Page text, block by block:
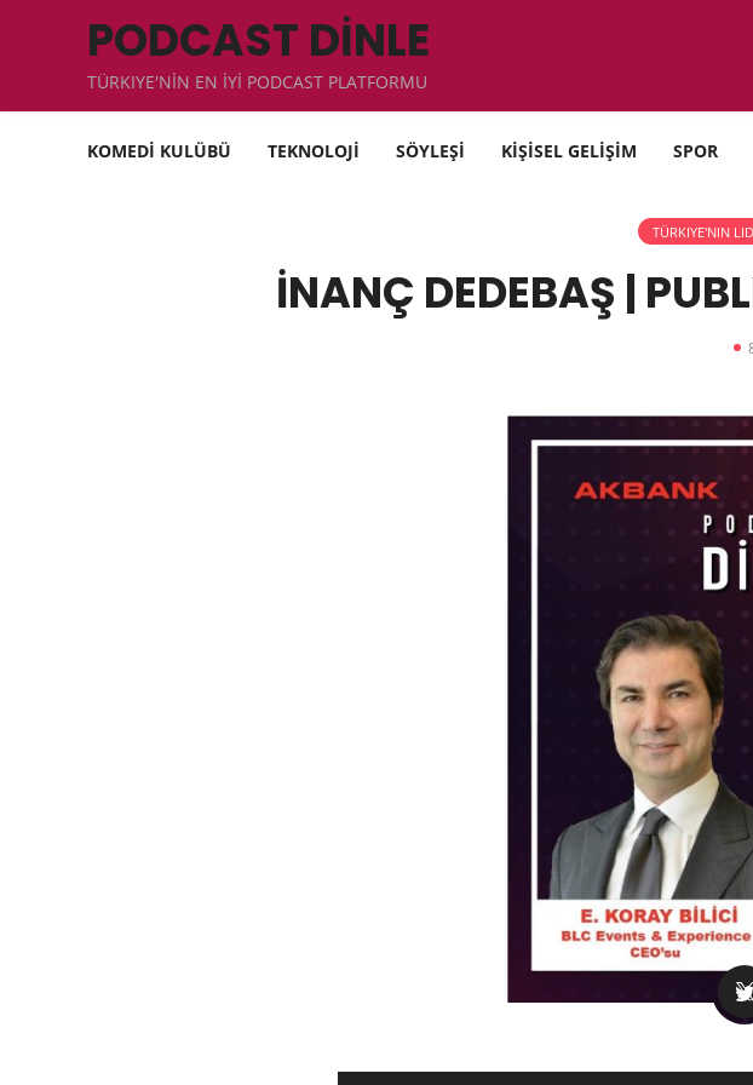
PODCAST DİNLE
TÜRKIYE'NİN EN İYİ PODCAST PLATFORMU
KOMEDİ KULÜBÜ TEKNOLOJİ SÖYLEŞİ KİŞİSEL GELİŞİM SPOR
TÜRKIYE'NIN
İNANÇ DEDEBAŞ |